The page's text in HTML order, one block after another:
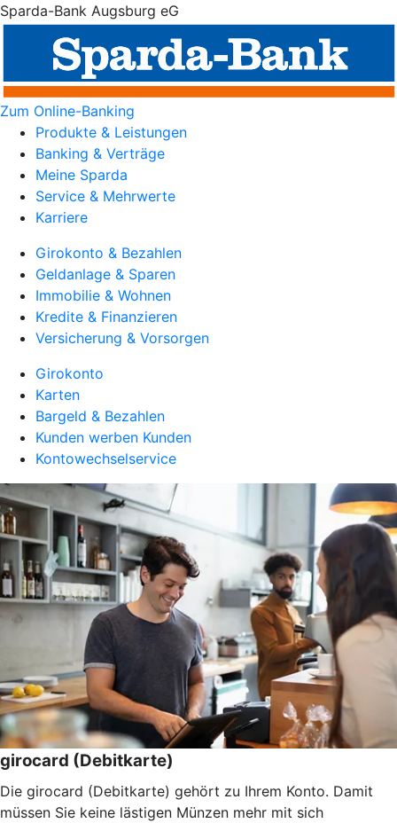
Sparda-Bank Augsburg eG
Zum Online-Banking
Produkte & Leistungen
Banking & Verträge
Meine Sparda
Service & Mehrwerte
Karriere
Girokonto & Bezahlen
Geldanlage & Sparen
Immobilie & Wohnen
Kredite & Finanzieren
Versicherung & Vorsorgen
Girokonto
Karten
Bargeld & Bezahlen
Kunden werben Kunden
Kontowechselservice
girocard (Debitkarte)
Die girocard (Debitkarte) gehört zu Ihrem Konto. Damit
müssen Sie keine lästigen Münzen mehr mit sich